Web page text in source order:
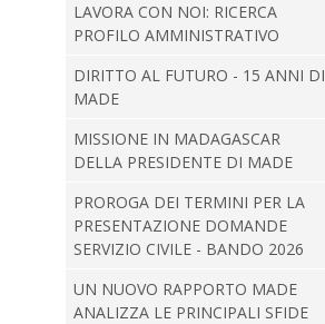
LAVORA CON NOI: RICERCA
PROFILO AMMINISTRATIVO
DIRITTO AL FUTURO - 15 ANNI DI
MADE
MISSIONE IN MADAGASCAR
DELLA PRESIDENTE DI MADE
PROROGA DEI TERMINI PER LA
PRESENTAZIONE DOMANDE
SERVIZIO CIVILE - BANDO 2026
UN NUOVO RAPPORTO MADE
ANALIZZA LE PRINCIPALI SFIDE